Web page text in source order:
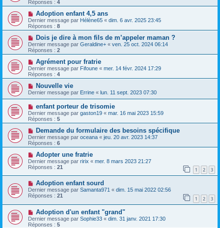
Réponses : 4
Adoption enfant 4,5 ans
Dernier message par Hélène65 « dim. 6 avr. 2025 23:45
Réponses : 8
Dois je dire à mon fils de m’appeler maman ?
Dernier message par Geraldine+ « ven. 25 oct. 2024 06:14
Réponses : 2
Agrément pour fratrie
Dernier message par Fifoune « mer. 14 févr. 2024 17:29
Réponses : 4
Nouvelle vie
Dernier message par Errine « lun. 11 sept. 2023 07:30
enfant porteur de trisomie
Dernier message par gaston19 « mar. 16 mai 2023 15:59
Réponses : 5
Demande du formulaire des besoins spécifique
Dernier message par oceana « jeu. 20 avr. 2023 14:37
Réponses : 6
Adopter une fratrie
Dernier message par ririx « mer. 8 mars 2023 21:27
Réponses : 21 1 2 3
Adoption enfant sourd
Dernier message par Samanta971 « dim. 15 mai 2022 02:56
Réponses : 21 1 2 3
Adoption d'un enfant "grand"
Dernier message par Sophie33 « dim. 31 janv. 2021 17:30
Réponses : 5